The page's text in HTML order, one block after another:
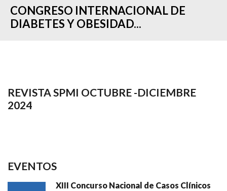
CONGRESO INTERNACIONAL DE
DIABETES Y OBESIDAD...
REVISTA SPMI OCTUBRE -DICIEMBRE
2024
EVENTOS
XIII Concurso Nacional de Casos Clínicos